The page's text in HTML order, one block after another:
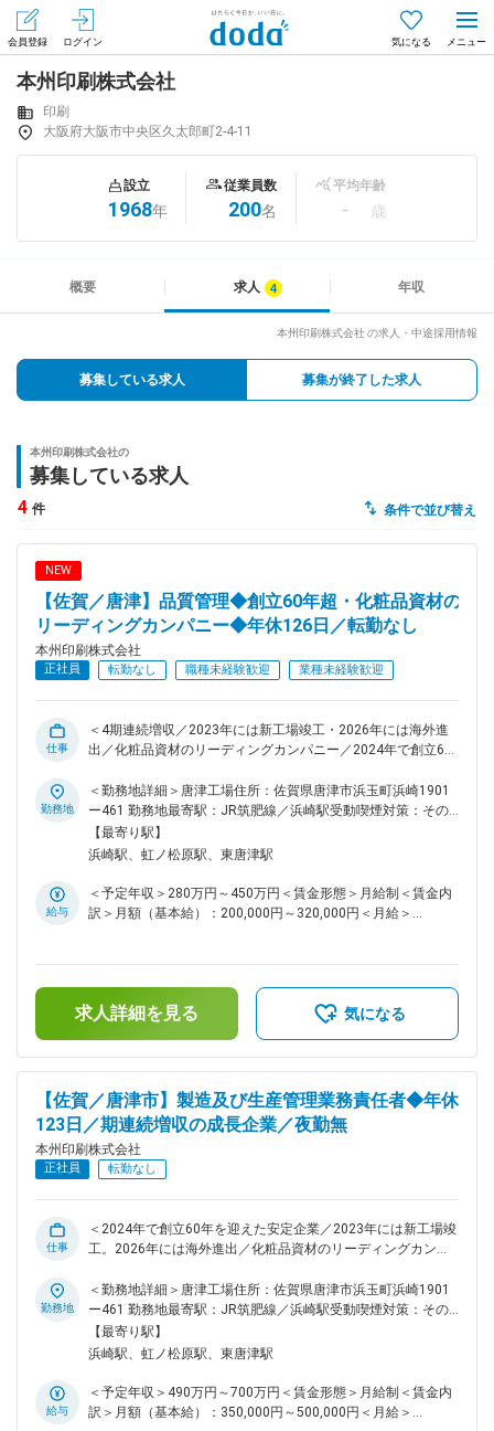
会員登録 ログイン 気になる
会員登録（無料）
はじめてdodaをご利用される方へ
求人を紹介してもらう
知りたい・聞きたい
専門サイト
自動案内は24時間365日対応
転職の「モヤモヤ」、一人で悩まず
気軽に相談してみませんか？
今の仕事を続けるべき？
ヘルプ サイトマップ
本州印刷株式会社
印刷
大阪府大阪市中央区久太郎町2-4-11
設立
1968年
従業員数
200名
平均年齢
- 歳
概要 求人 年収
本州印刷株式会社 の求人・中途採用情報
募集している求人 募集が終了した求人
本州印刷株式会社の
募集している求人
4 件 条件で並び替え
NEW
【佐賀／唐津】品質管理◆創立60年超・化粧品資材の
リーディングカンパニー◆年休126日／転勤なし
本州印刷株式会社
正社員 転勤なし 職種未経験歓迎 業種未経験歓迎
仕事
＜4期連続増収／2023年には新工場竣工・2026年には海外進
出／化粧品資材のリーディングカンパニー／2024年で創立60
等のソフトパウチ容器作り、化粧品の充填を行っている工場に
て、品質管理業務をお任せします。工場では1階で化粧品箱の
加工・印刷、2階で化粧品の充填作業を行っています。 ■業務
詳細： 梱包や充填が終わった化粧品の内容量が正確であるこ
る業務がメインとなります。 印刷工場で作ったパッケージを
利用して充填、梱包仕上げを行う一貫生産「ワンストップソリ
（強み／魅力）： ◎「お客様の目線に立ち、お客様の思いを
カタチにします」という企業理念のもと化粧品／健康食品のパ
ッケージの取扱いで50年以上の実績があります。また、パッ
ケージだけでなくラベルから販促ツールまで、紙製品、プラス
構築しており、高品質なワンストップソリューションでお届け
します。関西を拠点に全国のお客様のご要望にお答えするべ
く、様々な実績をもとに綿密な打ち合わせを行っています。工
務部、品質管理部、業務部、営業部が連携し当社だけの生産技
術・設備を活用した生産性・付加価値の高い製品の提案を行っ
ています。 ◎2024年で創立60年を迎えました。2023年には新
刷だけではなくサシェ事業にも幅を広げており新たなことに挑
戦し続ける本州印刷は化粧品資材のリーディングカンパニーを
勤務地
＜勤務地詳細＞唐津工場住所：佐賀県唐津市浜玉町浜崎1901
ー461 勤務地最寄駅：JR筑肥線／浜崎駅受動喫煙対策：その
他（喫煙可能場所あり）変更の範囲：会社の定める事業所
【最寄り駅】
浜崎駅、虹ノ松原駅、東唐津駅
給与
＜予定年収＞280万円～450万円＜賃金形態＞月給制＜賃金内
訳＞月額（基本給）：200,000円～320,000円＜月給＞
があります。月給(月額)は固定手当を含めた表記です。
求人詳細を見る 気になる
【佐賀／唐津市】製造及び生産管理業務責任者◆年休
123日／期連続増収の成長企業／夜勤無
本州印刷株式会社
正社員 転勤なし
仕事
＜2024年で創立60年を迎えた安定企業／2023年には新工場竣
工。2026年には海外進出／化粧品資材のリーディングカンパ
販売を行う当社。2023年新設の工場にて人材育成及び工場内
の管理（化粧品／医薬部外品の製造及び生産管理／品質管理）
を管理監督者として担っていただきます。 《具体的には》 ・
生産管理（荷受及び在庫管理、生産計画作成、等） ・製造
等） ・化粧品等の充填 ・人材管理（育成、配置、人数、予算
管理） ・工場売上管理 ・採用業務 ・本部とのやり取り ■業務
勤務地
＜勤務地詳細＞唐津工場住所：佐賀県唐津市浜玉町浜崎1901
ー461 勤務地最寄駅：JR筑肥線／浜崎駅受動喫煙対策：その
他（喫煙可能場所あり）変更の範囲：会社の定める事業所
【最寄り駅】
浜崎駅、虹ノ松原駅、東唐津駅
給与
＜予定年収＞490万円～700万円＜賃金形態＞月給制＜賃金内
訳＞月額（基本給）：350,000円～500,000円＜月給＞